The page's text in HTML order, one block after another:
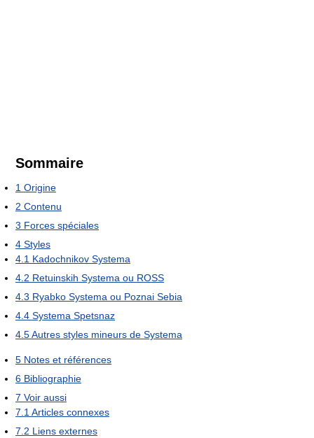
Sommaire
1 Origine
2 Contenu
3 Forces spéciales
4 Styles
4.1 Kadochnikov Systema
4.2 Retuinskih Systema ou ROSS
4.3 Ryabko Systema ou Poznai Sebia
4.4 Systema Spetsnaz
4.5Autres styles mineurs de Systema
5 Notes et références
6 Bibliographie
7 Voir aussi
7.1Articles connexes
7.2 Liens externes